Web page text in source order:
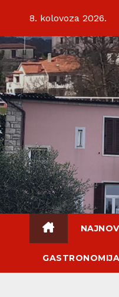
content
8. kolovoza 2026.
GASTRONOMIJA